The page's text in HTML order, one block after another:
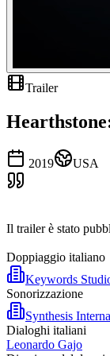
Trailer
2019 USA
Il trailer è stato
Doppiaggio italiano
Keywords
Sonorizzazione
Synthesis
Dialoghi italiani
Leonardo Gajo